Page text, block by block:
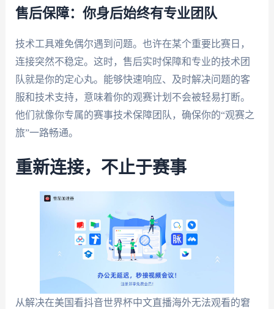
售后保障：你身后始终有专业团队
技术工具难免偶尔遇到问题。也许在某个重要比赛日，
连接突然不稳定。这时，售后实时保障和专业的技术团
队就是你的定心丸。能够快速响应、及时解决问题的客
服和技术支持，意味着你的观赛计划不会被轻易打断。
他们就像你专属的赛事技术保障团队，确保你的“观赛之
旅”一路畅通。
重新连接，不止于赛事
从解决在美国看抖音世界杯中文直播海外无法观看的窘